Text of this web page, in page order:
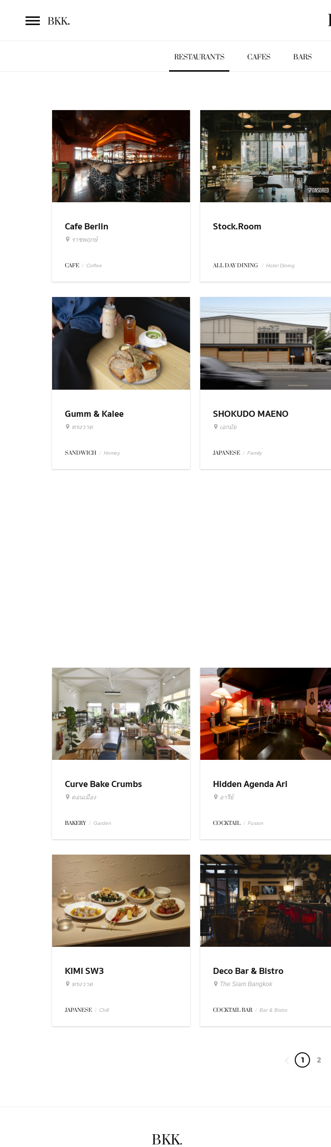
BKK.
RESTAURANTS CAFES BARS
Cafe Berlin
ราชพฤกษ์
CAFE / Coffee
SPONSORED
Stock.Room
ALL DAY DINING / Hotel Dining
Gumm & Kalee
ทรงวาด
SANDWICH / Homey
SHOKUDO MAENO
เอกมัย
JAPANESE / Family
Curve Bake Crumbs
ดอนเมือง
BAKERY / Garden
Hidden Agenda Ari
อารีย์
COCKTAIL / Fusion
KIMI SW3
ทรงวาด
JAPANESE / Chill
Deco Bar & Bistro
The Siam Bangkok
COCKTAIL BAR / Bar & Bistro
1 2
BKK.